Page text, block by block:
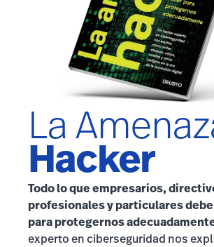
La
Hacker
Todo lo que empresarios,
profesionales y particulares
para protegernos
experto en ciberseguridad nos